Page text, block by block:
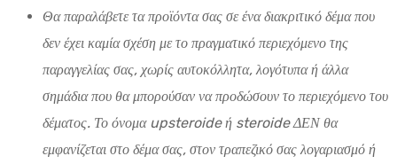
Θα παραλάβετε τα προϊόντα σας σε ένα διακριτικό δέμα που
δεν έχει καμία σχέση με το πραγματικό περιεχόμενο της
παραγγελίας σας, χωρίς αυτοκόλλητα, λογότυπα ή άλλα
σημάδια που θα μπορούσαν να προδώσουν το περιεχόμενο του
δέματος. Το όνομα upsteroide ή steroide ΔΕΝ θα
εμφανίζεται στο δέμα σας, στον τραπεζικό σας λογαριασμό ή